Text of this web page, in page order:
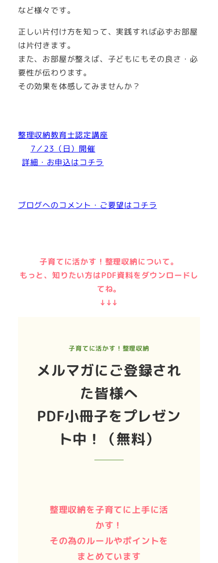
など様々です。
正しい片付け方を知って、実践すれば必ずお部屋
は片付きます。
また、お部屋が整えば、子どもにもその良さ・必
要性が伝わります。
その効果を体感してみませんか？
整理収納教育士認定講座
7／23（日）開催
詳細・お申込はコチラ
ブログへのコメント・ご要望はコチラ
子育てに活かす！整理収納について。
もっと、知りたい方はPDF資料をダウンロードし
てね。
↓↓↓
子育てに活かす！整理収納
メルマガにご登録され
た皆様へ
PDF小冊子をプレゼン
ト中！（無料）
整理収納を子育てに上手に活
かす！
その為のルールやポイントを
まとめています